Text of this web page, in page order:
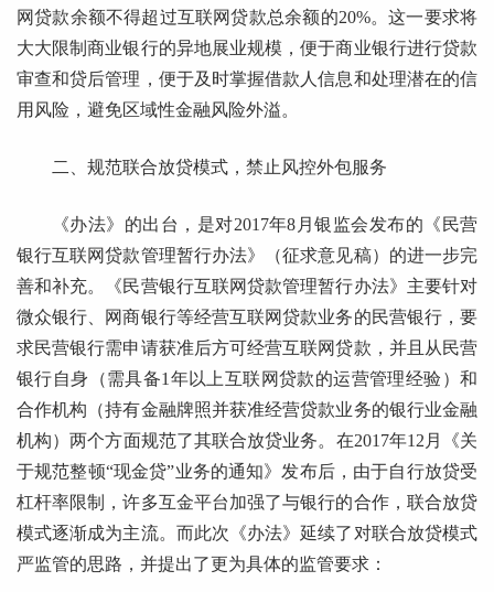
网贷款余额不得超过互联网贷款总余额的20%。这一要求将
大大限制商业银行的异地展业规模，便于商业银行进行贷款
审查和贷后管理，便于及时掌握借款人信息和处理潜在的信
用风险，避免区域性金融风险外溢。
二、规范联合放贷模式，禁止风控外包服务
《办法》的出台，是对2017年8月银监会发布的《民营
银行互联网贷款管理暂行办法》（征求意见稿）的进一步完
善和补充。《民营银行互联网贷款管理暂行办法》主要针对
微众银行、网商银行等经营互联网贷款业务的民营银行，要
求民营银行需申请获准后方可经营互联网贷款，并且从民营
银行自身（需具备1年以上互联网贷款的运营管理经验）和
合作机构（持有金融牌照并获准经营贷款业务的银行业金融
机构）两个方面规范了其联合放贷业务。在2017年12月《关
于规范整顿“现金贷”业务的通知》发布后，由于自行放贷受
杠杆率限制，许多互金平台加强了与银行的合作，联合放贷
模式逐渐成为主流。而此次《办法》延续了对联合放贷模式
严监管的思路，并提出了更为具体的监管要求：